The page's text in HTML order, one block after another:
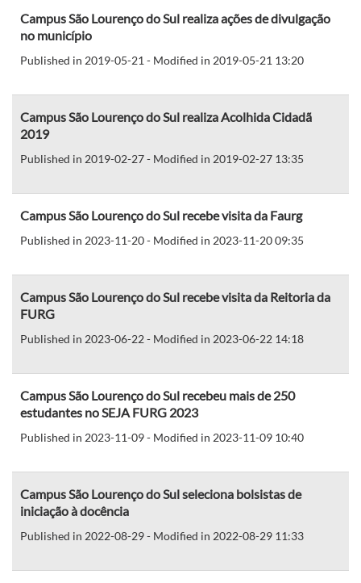
Campus São Lourenço do Sul realiza ações de divulgação
no município
Published in 2019-05-21 - Modified in 2019-05-21 13:20
Campus São Lourenço do Sul realiza Acolhida Cidadã
2019
Published in 2019-02-27 - Modified in 2019-02-27 13:35
Campus São Lourenço do Sul recebe visita da Faurg
Published in 2023-11-20 - Modified in 2023-11-20 09:35
Campus São Lourenço do Sul recebe visita da Reitoria da
FURG
Published in 2023-06-22 - Modified in 2023-06-22 14:18
Campus São Lourenço do Sul recebeu mais de 250
estudantes no SEJA FURG 2023
Published in 2023-11-09 - Modified in 2023-11-09 10:40
Campus São Lourenço do Sul seleciona bolsistas de
iniciação à docência
Published in 2022-08-29 - Modified in 2022-08-29 11:33